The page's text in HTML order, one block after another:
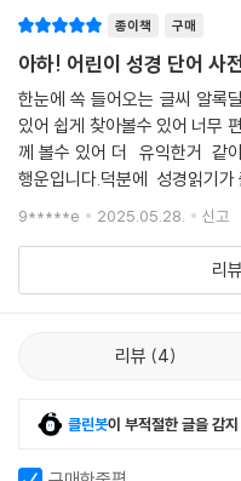
종이책 구매
아하! 어린이 성경 단어 사전
한눈에 쏙 들어오는 글씨 알록
있어 쉽게 찾아볼수 있어 너무
께 볼수 있어 더 유익한거 같
행운입니다.덕분에 성경읽기가
9*****e 2025.05.28. 신고
리
리뷰 4
클린봇이 부적절한 글을 감